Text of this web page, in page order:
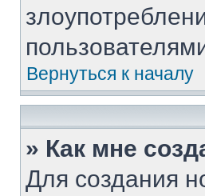
Вернуться к началу
» Как мне
Для создания